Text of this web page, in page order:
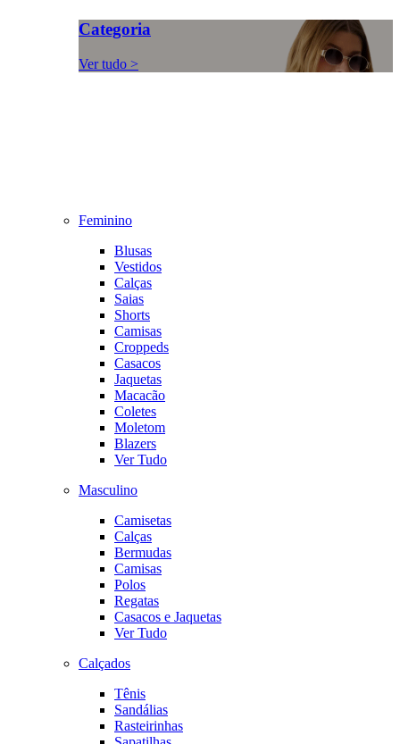
Categoria
Ver tudo >
Feminino
Blusas
Vestidos
Calças
Saias
Shorts
Camisas
Croppeds
Casacos
Jaquetas
Macacão
Coletes
Moletom
Blazers
Ver Tudo
Masculino
Camisetas
Calças
Bermudas
Camisas
Polos
Regatas
Casacos e Jaquetas
Ver Tudo
Calçados
Tênis
Sandálias
Rasteirinhas